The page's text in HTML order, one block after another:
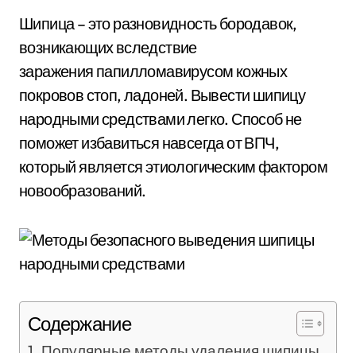
Шипица – это разновидность бородавок,
возникающих вследствие
заражения папилломавирусом кожных
покровов стоп, ладоней. Вывести шипицу
народными средствами легко. Способ не
поможет избавиться навсегда от ВПЧ,
который является этиологическим фактором
новообразований.
Содержание